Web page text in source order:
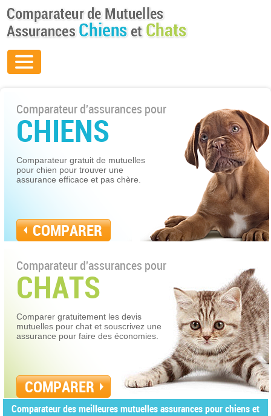
Comparateur d'assurances pour
CHIENS
Comparateur gratuit de mutuelles
pour chien pour trouver une
assurance efficace et pas chère.
COMPARER
Comparateur d'assurances pour
CHATS
Comparer gratuitement les devis
mutuelles pour chat et souscrivez une
assurance pour faire des économies.
COMPARER
Comparateur des meilleures mutuelles assurances pour chiens et